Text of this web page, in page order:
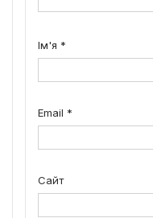
Ім'я *
Email *
Сайт